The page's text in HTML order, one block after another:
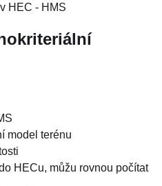
HEC - HMS
model terénu
HECu, můžu rovnou počítat